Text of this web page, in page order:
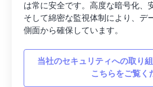
は常に安全です。高度な暗号化、
そして綿密な監視体制により、デ
側面から確保しています。
当社のセキュリティへの取り
こちらをご覧く